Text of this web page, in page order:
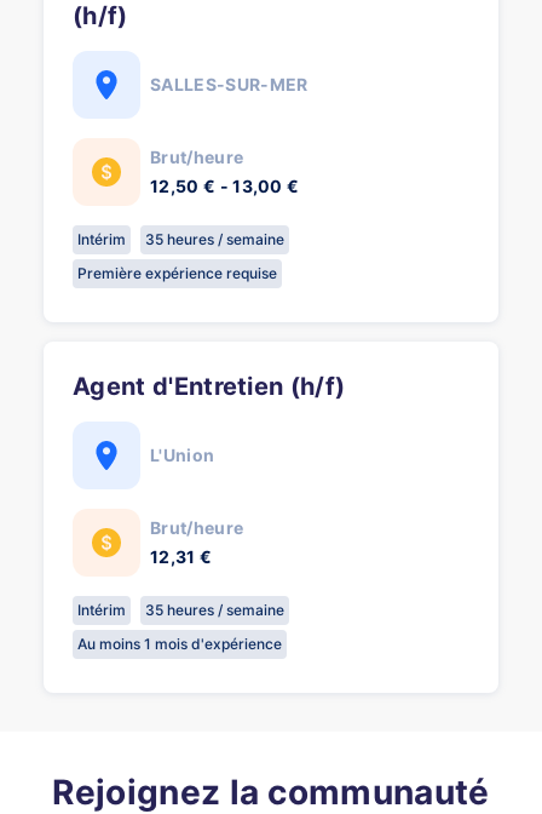
(h/f)
SALLES-SUR-MER
Brut/heure
12,50 € - 13,00 €
Intérim
35 heures / semaine
Première expérience requise
Agent d'Entretien (h/f)
L'Union
Brut/heure
12,31 €
Intérim
35 heures / semaine
Au moins 1 mois d'expérience
Rejoignez la communauté